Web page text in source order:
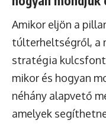
Amikor eljön a
túlterheltségről, a
stratégia
mikor és hogyan
néhány alapvető
amelyek